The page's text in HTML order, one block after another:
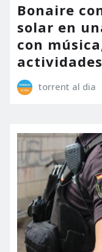
Bonaire
solar en
con
torrent al dia